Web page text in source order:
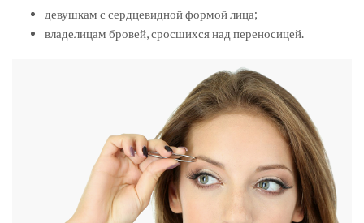
девушкам с сердцевидной формой лица;
владелицам бровей, сросшихся над переносицей.